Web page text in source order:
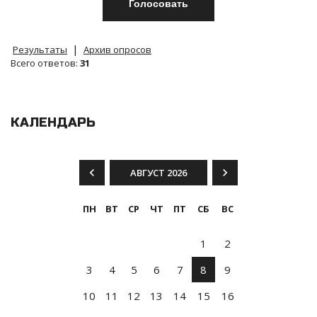
Результаты |
Архив опросов
Всего ответов: 31
КАЛЕНДАРЬ
АВГУСТ 2026
ПН ВТ СР ЧТ ПТ СБ ВС
1
2
3
4 5 6 7 8
9
10
11 12 13 14 15
16